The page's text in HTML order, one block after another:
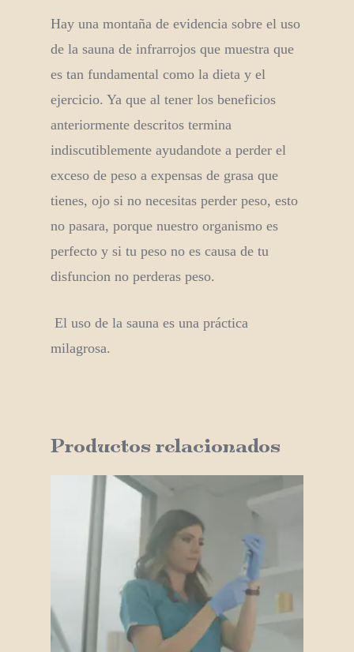
Hay una montaña de evidencia sobre el uso
de la sauna de infrarrojos que muestra que
es tan fundamental como la dieta y el
ejercicio. Ya que al tener los beneficios
anteriormente descritos termina
indiscutiblemente ayudandote a perder el
exceso de peso a expensas de grasa que
tienes, ojo si no necesitas perder peso, esto
no pasara, porque nuestro organismo es
perfecto y si tu peso no es causa de tu
disfuncion no perderas peso.
El uso de la sauna es una práctica
milagrosa.
Productos relacionados